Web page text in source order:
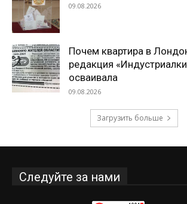
09.08.2026
Почем квартира в
редакция
осваивала
09.08.2026
Загрузить больше
Следуйте за нами